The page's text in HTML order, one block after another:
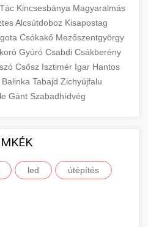
Tác Kincsesbánya Magyaralmás
Alcsútdoboz Kisapostag
Csókakő Mezőszentgyörgy
Gyúró Csabdi Csákberény
Csősz Isztimér Igar Hantos
Balinka Tabajd Zichyújfalu
Gánt Szabadhídvég
led útépítés